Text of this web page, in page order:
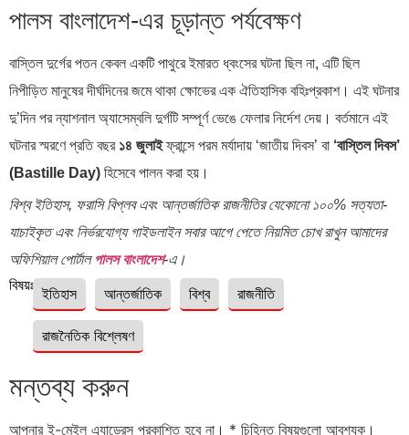
পালস বাংলাদেশ-এর চূড়ান্ত পর্যবেক্ষণ
বাস্তিল দুর্গের পতন কেবল একটি পাথুরে ইমারত ধ্বংসের ঘটনা ছিল না, এটি ছিল
নিপীড়িত মানুষের দীর্ঘদিনের জমে থাকা ক্ষোভের এক ঐতিহাসিক বহিঃপ্রকাশ। এই ঘটনার
দু’দিন পর ন্যাশনাল অ্যাসেম্বলি দুর্গটি সম্পূর্ণ ভেঙে ফেলার নির্দেশ দেয়। বর্তমানে এই
ঘটনার স্মরণে প্রতি বছর ১৪ জুলাইফ্রান্সে পরম মর্যাদায় ‘জাতীয় দিবস’ বা ‘বাস্তিল দিবস’
(Bastille Day) হিসেবে পালন করা হয়।
বিশ্ব ইতিহাস, ফরাসি বিপ্লব এবং আন্তর্জাতিক রাজনীতির যেকোনো ১০০% সত্যতা-
যাচাইকৃত এবং নির্ভরযোগ্য গাইডলাইন সবার আগে পেতে নিয়মিত চোখ রাখুন আমাদের
অফিশিয়াল পোর্টালপালস বাংলাদেশ-এ।
বিষয়ঃ ইতিহাস আন্তর্জাতিক বিশ্ব রাজনীতি
রাজনৈতিক বিশ্লেষণ
মন্তব্য করুন
আপনার ই-মেইল এ্যাড্রেস প্রকাশিত হবে না। * চিহ্নিত বিষয়গুলো আবশ্যক।